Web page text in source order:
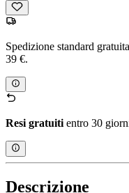
Spedizione standard
39 €.
Resi gratuitientro 30
Descrizione